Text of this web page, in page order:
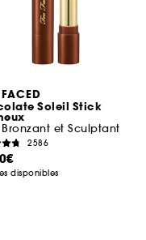
Soleil Stick
Bronzant et Sculptant
2586
disponibles